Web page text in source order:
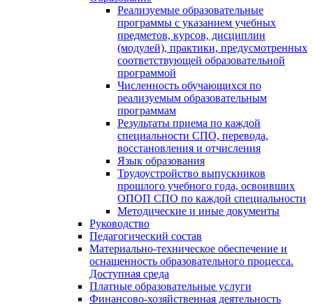
Реализуемые образовательные
программы с указанием учебных
предметов, курсов, дисциплин
(модулей), практики, предусмотренных
соответствующей образовательной
программой
Численность обучающихся по
реализуемым образовательным
программам
Результаты приема по каждой
специальности СПО, перевода,
восстановления и отчисления
Язык образования
Трудоустройство выпускников
прошлого учебного года, освоивших
ОПОП СПО по каждой специальности
Методические и иные документы
Руководство
Педагогический состав
Материально-техническое обеспечение и
оснащенность образовательного процесса.
Доступная среда
Платные образовательные услуги
Финансово-хозяйственная деятельность